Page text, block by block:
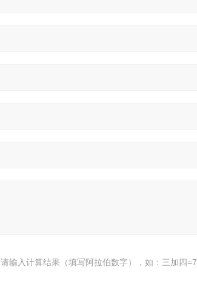
请输入计算结果（填写阿拉伯数字），如：三加四=7